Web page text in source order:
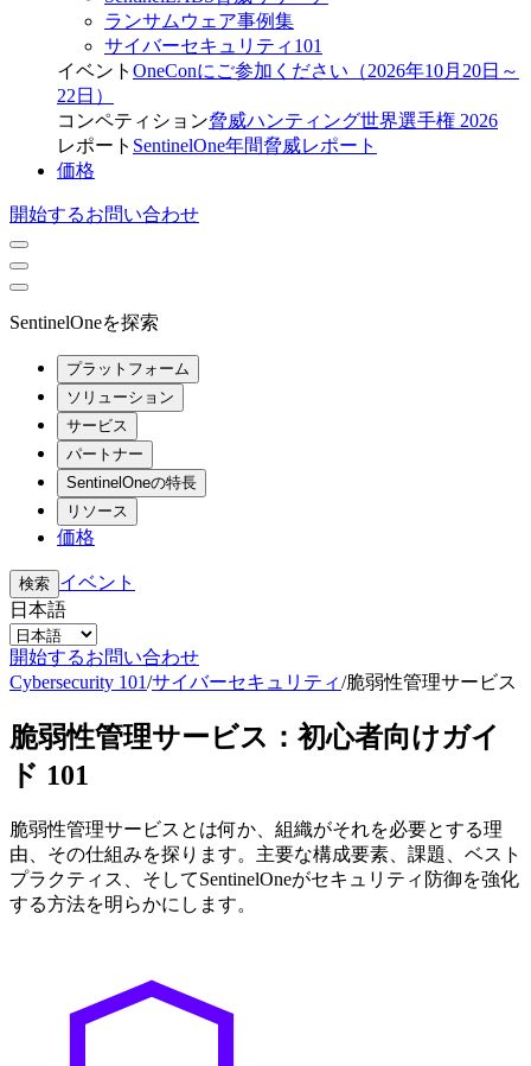
ランサムウェア事例集
サイバーセキュリティ101
イベント OneConにご参加ください（2026年10月20日～
22日）
コンペティション脅威ハンティング世界選手権 2026
レポート SentinelOne年間脅威レポート
価格
開始するお問い合わせ
SentinelOneを探索
プラットフォーム
ソリューション
サービス
パートナー
SentinelOneの特長
リソース
価格
検索 イベント
日本語
開始するお問い合わせ
Cybersecurity 101/サイバーセキュリティ/脆弱性管理サービス
脆弱性管理サービス：初心者向けガイ
ド 101
脆弱性管理サービスとは何か、組織がそれを必要とする理
由、その仕組みを探ります。主要な構成要素、課題、ベスト
プラクティス、そしてSentinelOneがセキュリティ防御を強化
する方法を明らかにします。